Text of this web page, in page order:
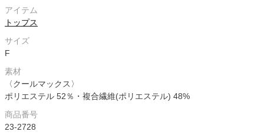
アイテム
トップス
サイズ
F
素材
〈クールマックス〉
ポリエステル 52％・複合繊維(ポリエステル) 48%
商品番号
23-2728